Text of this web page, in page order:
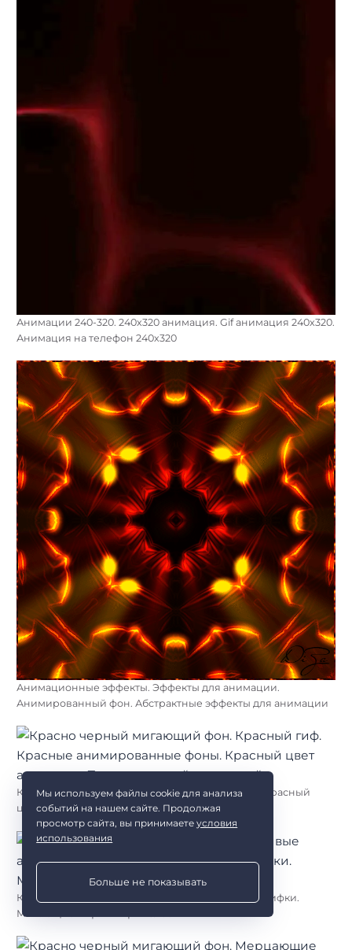
Анимации 240-320. 240х320 анимация. Gif анимация 240х320.
Анимация на телефон 240х320
Анимационные эффекты. Эффекты для анимации.
Анимированный фон. Абстрактные эффекты для анимации
Красный гиф. Красные анимированные фоны. Красный
цвет анимация. Переливающийся красный
Красивые анимированные фоны. Мерцающие гифки.
Мигающие гифки. Гифки блестяшки
Мы используем файлы cookie для анализа
событий на нашем сайте. Продолжая
просмотр сайта, вы принимаетеусловия
использования
Больше не показывать